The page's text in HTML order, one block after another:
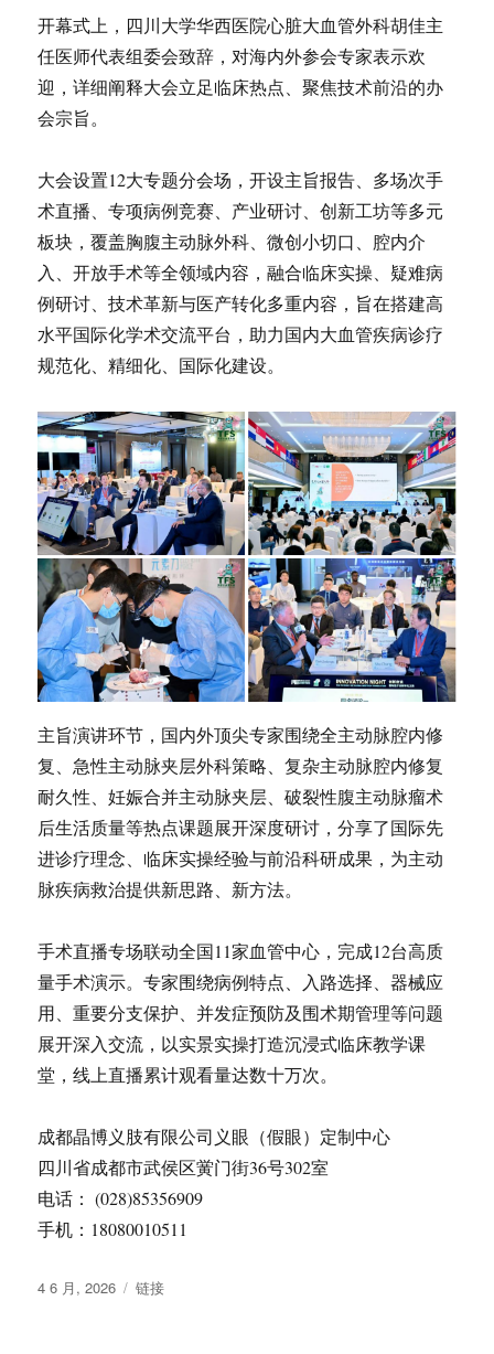
开幕式上，四川大学华西医院心脏大血管外科胡佳主
任医师代表组委会致辞，对海内外参会专家表示欢
迎，详细阐释大会立足临床热点、聚焦技术前沿的办
会宗旨。
大会设置12大专题分会场，开设主旨报告、多场次手
术直播、专项病例竞赛、产业研讨、创新工坊等多元
板块，覆盖胸腹主动脉外科、微创小切口、腔内介
入、开放手术等全领域内容，融合临床实操、疑难病
例研讨、技术革新与医产转化多重内容，旨在搭建高
水平国际化学术交流平台，助力国内大血管疾病诊疗
规范化、精细化、国际化建设。
主旨演讲环节，国内外顶尖专家围绕全主动脉腔内修
复、急性主动脉夹层外科策略、复杂主动脉腔内修复
耐久性、妊娠合并主动脉夹层、破裂性腹主动脉瘤术
后生活质量等热点课题展开深度研讨，分享了国际先
进诊疗理念、临床实操经验与前沿科研成果，为主动
脉疾病救治提供新思路、新方法。
手术直播专场联动全国11家血管中心，完成12台高质
量手术演示。专家围绕病例特点、入路选择、器械应
用、重要分支保护、并发症预防及围术期管理等问题
展开深入交流，以实景实操打造沉浸式临床教学课
堂，线上直播累计观看量达数十万次。
成都晶博义肢有限公司义眼（假眼）定制中心
四川省成都市武侯区黉门街36号302室
电话： (028)85356909
手机：18080010511
发
4 6 月, 2026
格
链接